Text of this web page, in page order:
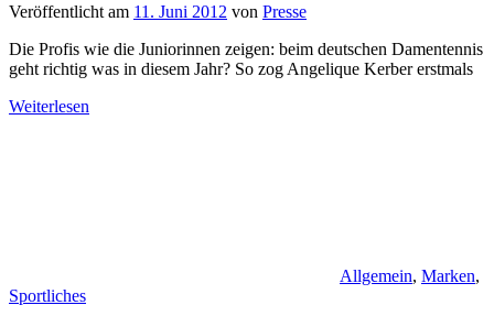
Veröffentlicht am 11. Juni 2012 von Presse
Die Profis wie die Juniorinnen zeigen: beim deutschen Damentennis
geht richtig was in diesem Jahr? So zog Angelique Kerber erstmals
Weiterlesen
Allgemein, Marken,
Sportliches